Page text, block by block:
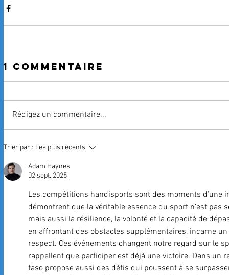
1 commentaire
Rédigez un commentaire...
Trier par : Les plus récents
Adam Haynes
02 sept. 2025
Les compétitions handisports sont des moments d’une
démontrent que la véritable essence du sport n’est
mais aussi la résilience, la volonté et la capacité de
en affrontant des obstacles supplémentaires, incarne
respect. Ces événements changent notre regard sur le
rappellent que participer est déjà une victoire. Dans un
faso propose aussi des défis qui poussent à se